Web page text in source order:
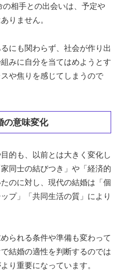
の相手との出会いは、予定や
りません。
にも関わらず、社会が作り出
みに自分を当てはめようとす
や焦りを感じてしまうので
の意味変化
的も、以前とは大きく変化し
同士の結びつき」や「経済的
のに対し、現代の結婚は「個
プ」「共同生活の質」により
られる条件や準備も変わって
結婚の適性を判断するのでは
り重要になっています。